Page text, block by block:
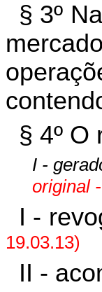
§ 3º
§ 4º O
I -
original
I -
19.03.13)
II -